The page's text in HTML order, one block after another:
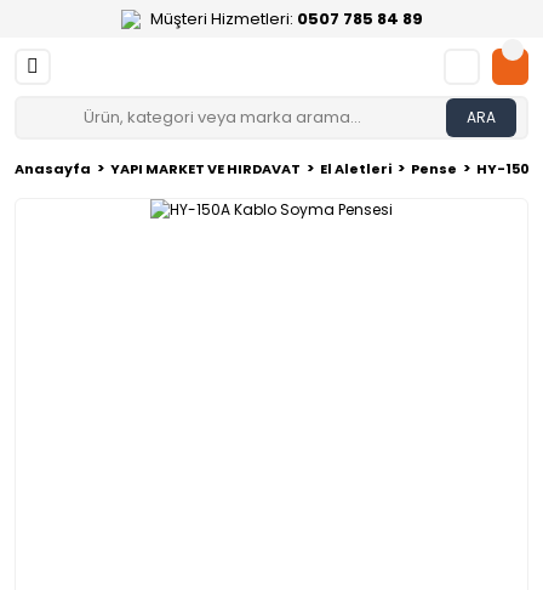
Müşteri Hizmetleri: 0507 785 84 89
ARA
Anasayfa YAPI MARKET VE HIRDAVAT El Aletleri Pense HY-